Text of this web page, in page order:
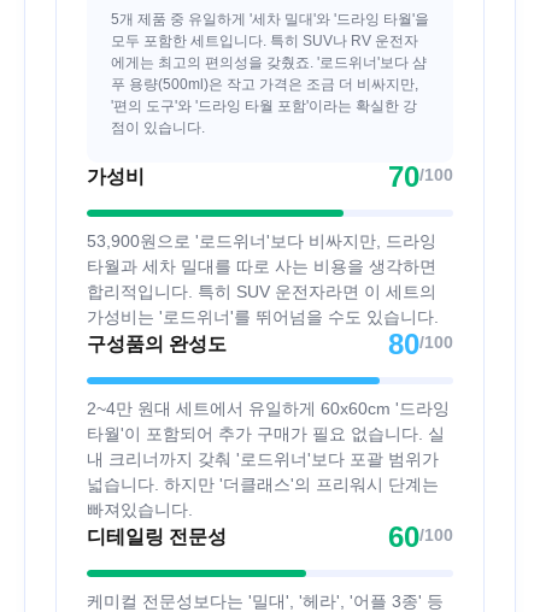
5개 제품 중 유일하게 '세차 밀대'와 '드라잉 타월'을
모두 포함한 세트입니다. 특히 SUV나 RV 운전자
에게는 최고의 편의성을 갖췄죠. '로드위너'보다 샴
푸 용량(500ml)은 작고 가격은 조금 더 비싸지만,
'편의 도구'와 '드라잉 타월 포함'이라는 확실한 강
점이 있습니다.
가성비 70/100
53,900원으로 '로드위너'보다 비싸지만, 드라잉
타월과 세차 밀대를 따로 사는 비용을 생각하면
합리적입니다. 특히 SUV 운전자라면 이 세트의
가성비는 '로드위너'를 뛰어넘을 수도 있습니다.
구성품의 완성도 80/100
2~4만 원대 세트에서 유일하게 60x60cm '드라잉
타월'이 포함되어 추가 구매가 필요 없습니다. 실
내 크리너까지 갖춰 '로드위너'보다 포괄 범위가
넓습니다. 하지만 '더클래스'의 프리워시 단계는
빠져있습니다.
디테일링 전문성 60/100
케미컬 전문성보다는 '밀대', '헤라', '어플 3종' 등